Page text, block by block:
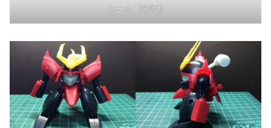
シール 説明書